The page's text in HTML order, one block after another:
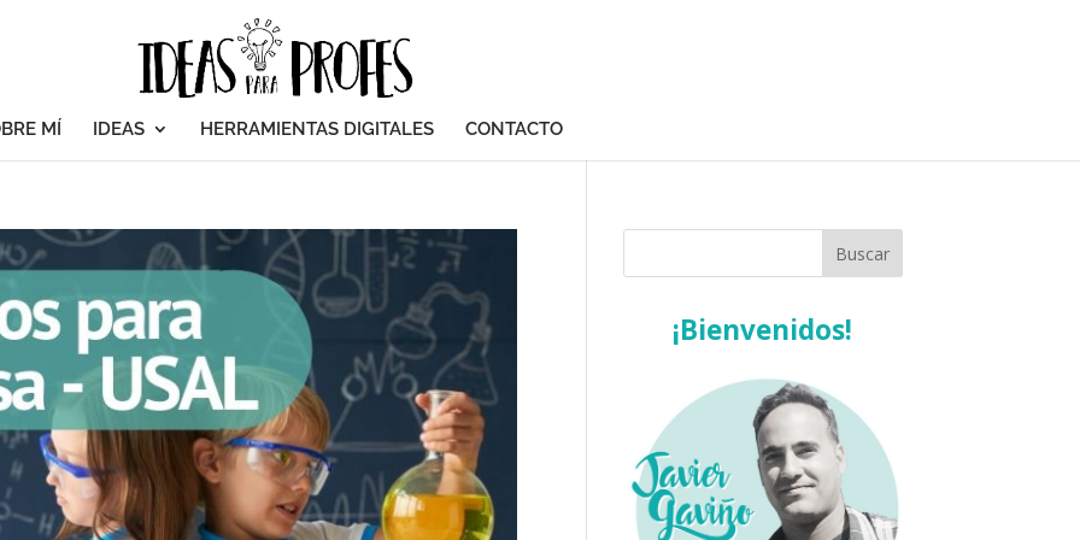
MÍ IDEAS HERRAMIENTAS DIGITALES CONTACTO
¡Bienvenidos!